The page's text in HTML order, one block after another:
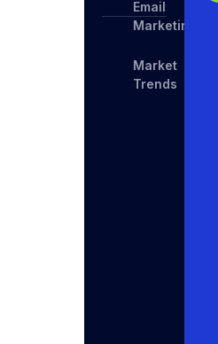
Email
Marketing
Market
Trends